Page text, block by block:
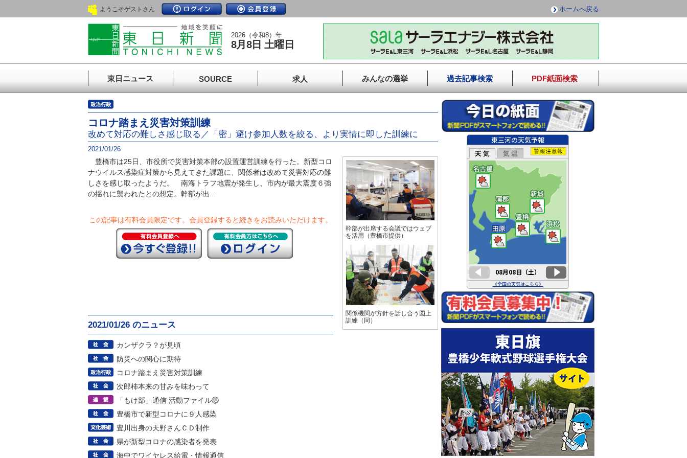
ようこそゲストさん ホームへ戻る
2026（令和8）年
8月8日 土曜日
東日ニュース SOURCE 求人 みんなの選挙 過去記事検索 PDF紙面検索
コロナ踏まえ災害対策訓練
改めて対応の難しさ感じ取る／「密」避け参加人数を絞る、より実情に即した訓練に
2021/01/26
豊橋市は25日、市役所で災害対策本部の設置運営訓練を行った。新型コロ
ナウイルス感染症対策から見えてきた課題に、関係者は改めて災害対応の難
しさを感じ取ったようだ。 南海トラフ地震が発生し、市内が最大震度６強
の揺れに襲われたとの想定。幹部が出...
この記事は有料会員限定です。 会員登録すると続きをお読みいただけます。
2021/01/26 のニュース
カンザクラ？が見頃
防災への関心に期待
コロナ踏まえ災害対策訓練
次郎柿本来の甘みを味わって
「もけ部」通信 活動ファイル⑱
豊橋市で新型コロナに９人感染
豊川出身の天野さんＣＤ制作
県が新型コロナの感染者を発表
海中でワイヤレス給電・情報通信
幹部が出席する会議ではウェブ
を活用（豊橋市提供）
関係機関が方針を話し合う図上
訓練（同）